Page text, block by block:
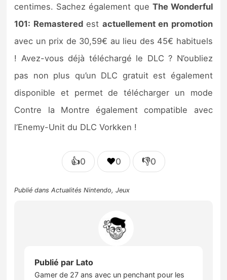
centimes. Sachez également que The Wonderful
101: Remasteredest actuellement en promotion
avec un prix de 30,59€ au lieu des 45€ habituels
! Avez-vous déjà téléchargé le DLC ? N’oubliez
pas non plus qu’un DLC gratuit est également
disponible et permet de télécharger un mode
Contre la Montre également compatible avec
l’Enemy-Unit du DLC Vorkken !
👍0 ❤️0 👎0
Publié dansActualités Nintendo,Jeux
Publié par Lato
Gamer de 27 ans avec un penchant pour les